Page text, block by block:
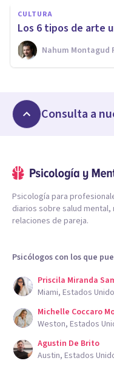
CULTURA
Los 6 tipos de arte
Nahum Montagud
Consulta a
Psicología para
diarios sobre salud
relaciones de pareja.
Psicólogos con los que
Priscila Miranda
Miami, Estados
Michelle Coccaro
Weston, Estados
Agustin De Brito
Austin, Estados